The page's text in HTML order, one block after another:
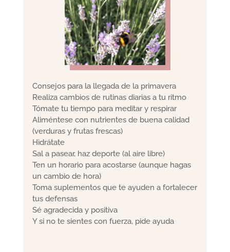
Consejos para la llegada de la primavera
Realiza cambios de rutinas diarias a tu ritmo
Tómate tu tiempo para meditar y respirar
Aliméntese con nutrientes de buena calidad
(verduras y frutas frescas)
Hidrátate
Sal a pasear, haz deporte (al aire libre)
Ten un horario para acostarse (aunque hagas
un cambio de hora)
Toma suplementos que te ayuden a fortalecer
tus defensas
Sé agradecida y positiva
Y si no te sientes con fuerza, pide ayuda